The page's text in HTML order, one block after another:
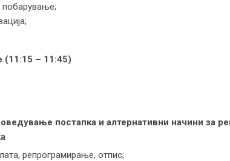
побарување;
(11:15 – 11:45)
постапка и алтернативни начини за
репрограмирање, отпис;